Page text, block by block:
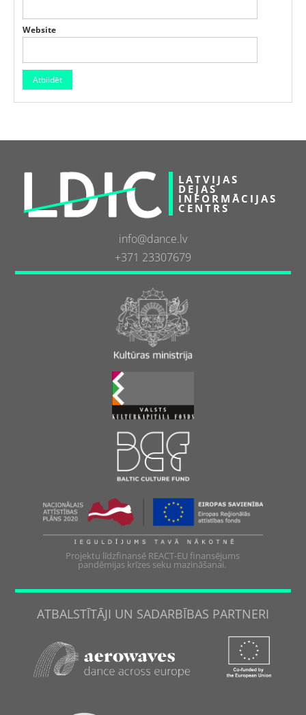
Website
LATVIJAS
DEJAS
INFORMĀCIJAS
CENTRS
info@dance.lv
+371 23307679
Projektu līdzfinansē REACT-EU finansējums
pandēmijas krīzes seku mazināšanai.
ATBALSTĪTĀJI UN SADARBĪBAS PARTNERI